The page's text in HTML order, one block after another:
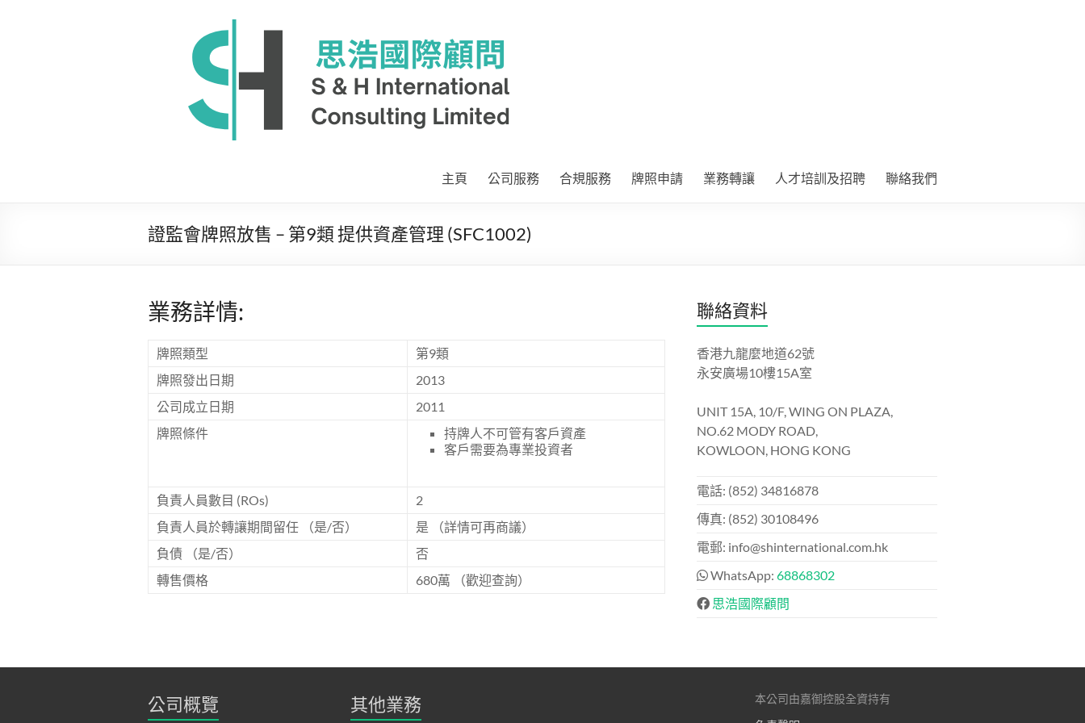
有
限
司
客
戶
供
公
冊，
照
申
請，
業
人
培
主頁 公司服務 合規服務 牌照申請 業務轉讓 人才培訓及招聘 聯絡我們
證監會牌照放售 – 第9類 提供資產管理 (SFC1002)
業務詳情:
牌照類型
第9類
牌照發出日期
2013
公司成立日期
2011
牌照條件
持牌人不可管有客戶資產
客戶需要為專業投資者
負責人員數目 (ROs)
2
負責人員於轉讓期間留任 （是/否）
是 （詳情可再商議）
負債 （是/否）
否
轉售價格
680萬 （歡迎查詢）
聯絡資料
香港九龍麼地道62號
永安廣場10樓15A室
UNIT 15A, 10/F, WING ON PLAZA,
NO.62 MODY ROAD,
KOWLOON, HONG KONG
電話: (852) 34816878
傳真: (852) 30108496
電郵: info@shinternational.com.hk
WhatsApp: 68868302
思浩國際顧問
公司概覽 其他業務
本公司由嘉御控股全資持有